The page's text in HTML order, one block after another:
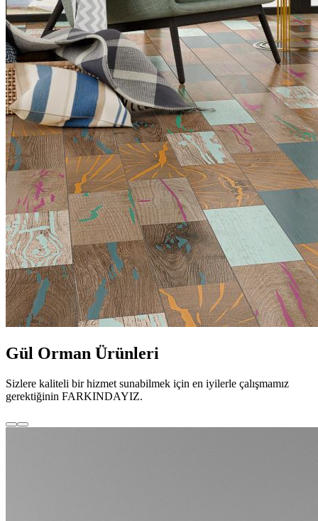
Gül Orman Ürünleri
Sizlere kaliteli bir hizmet sunabilmek için en iyilerle çalışmamız
gerektiğinin FARKINDAYIZ.